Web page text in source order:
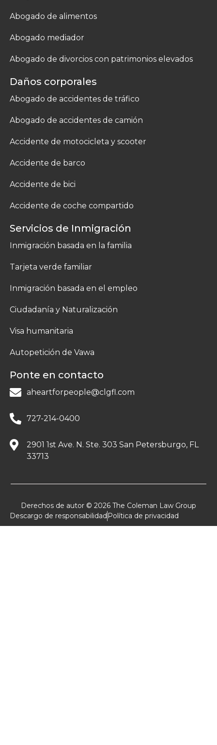
Abogado de alimentos
Abogado mediador
Abogado de divorcios con patrimonios elevados
Daños corporales
Abogado de accidentes de tráfico
Abogado de accidentes de camión
Accidente de motocicleta y scooter
Accidente de barco
Accidente de bici
Accidente de coche compartido
Servicios de Inmigración
Inmigración basada en la familia
Tarjeta verde familiar
Inmigración basada en el empleo
Ciudadanía y Naturalización
Visa humanitaria
Autopetición de Vawa
Ponte en contacto
aheartforpeople@clgfl.com
727-214-0400
2901 1st Ave. N. Ste. 303 San Petersburgo, FL
33713
Derechos de autor © 2026 The Coleman Law Group
Descargo de responsabilidad Política de privacidad